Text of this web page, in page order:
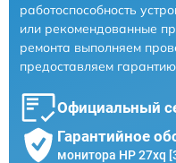
работоспособность
или рекомендованные
ремонта выполняем
предоставляем
Официальный
Гарантийное
монитора HP 27xq